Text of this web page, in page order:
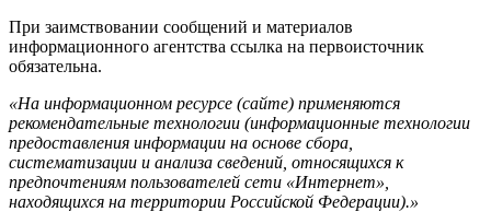
При заимствовании сообщений и материалов
информационного агентства ссылка на первоисточник
обязательна.
«На информационном ресурсе (сайте) применяются
рекомендательные технологии (информационные технологии
предоставления информации на основе сбора,
систематизации и анализа сведений, относящихся к
предпочтениям пользователей сети «Интернет»,
находящихся на территории Российской Федерации).»